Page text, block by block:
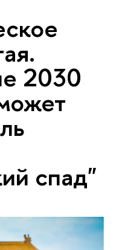
2030
спад"